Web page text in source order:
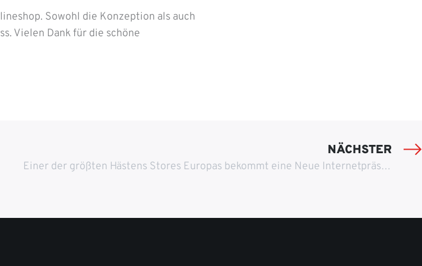
Sowohl die Konzeption als auch
Vielen Dank für die schöne
NÄCHSTER
Einer der größten Hästens Stores Europas bekommt eine Neue Internetpräsenz